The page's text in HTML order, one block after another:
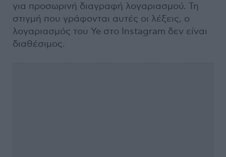
για προσωρινή διαγραφή λογαριασμού. Τη
στιγμή που γράφονται αυτές οι λέξεις, ο
λογαριασμός του Ye στο Instagram δεν είναι
διαθέσιμος.